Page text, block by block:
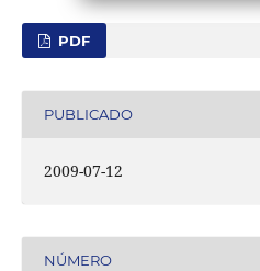
PDF
PUBLICADO
2009-07-12
NÚMERO